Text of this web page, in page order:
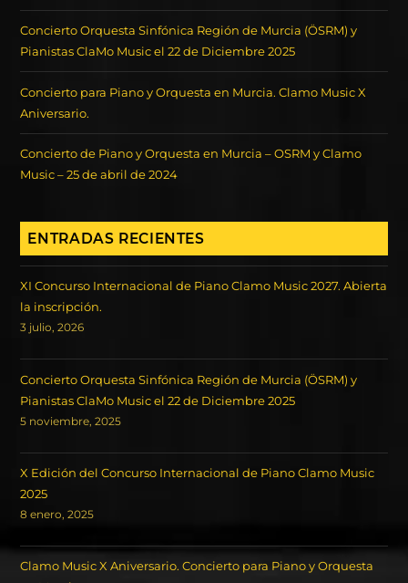
Concierto Orquesta Sinfónica Región de Murcia (ÖSRM) y
Pianistas ClaMo Music el 22 de Diciembre 2025
Concierto para Piano y Orquesta en Murcia. Clamo Music X
Aniversario.
Concierto de Piano y Orquesta en Murcia – OSRM y Clamo
Music – 25 de abril de 2024
ENTRADAS RECIENTES
XI Concurso Internacional de Piano Clamo Music 2027. Abierta
la inscripción.
3 julio, 2026
Concierto Orquesta Sinfónica Región de Murcia (ÖSRM) y
Pianistas ClaMo Music el 22 de Diciembre 2025
5 noviembre, 2025
X Edición del Concurso Internacional de Piano Clamo Music
2025
8 enero, 2025
Clamo Music X Aniversario. Concierto para Piano y Orquesta